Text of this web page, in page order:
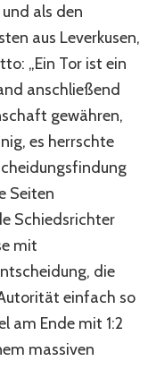
als den
aus Leverkusen,
„Ein Tor ist ein
anschließend
gewähren,
es herrschte
Seiten
Schiedsrichter
mit
die
einfach so
am Ende mit 1:2
massiven